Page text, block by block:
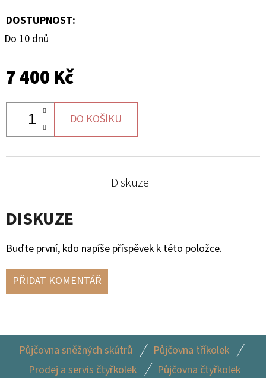
DOSTUPNOST:
Do 10 dnů
7 400 Kč
DO KOŠÍKU
Diskuze
DISKUZE
Buďte první, kdo napíše příspěvek k této položce.
PŘIDAT KOMENTÁŘ
Půjčovna sněžných skútrů
Půjčovna tříkolek
Prodej a servis čtyřkolek
Půjčovna čtyřkolek